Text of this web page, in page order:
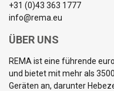
+31 (0)43 363 1777
info@rema.eu
ÜBER UNS
REMA ist eine führende
und bietet mit mehr als
Geräten an, darunter